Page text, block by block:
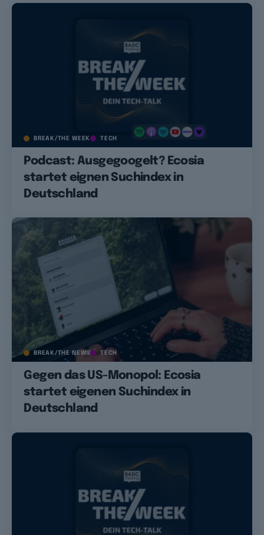
BREAK/THE WEEK TECH
Podcast: Ausgegoogelt? Ecosia
startet eignen Suchindex in
Deutschland
BREAK/THE NEWS TECH
Gegen das US-Monopol: Ecosia
startet eigenen Suchindex in
Deutschland